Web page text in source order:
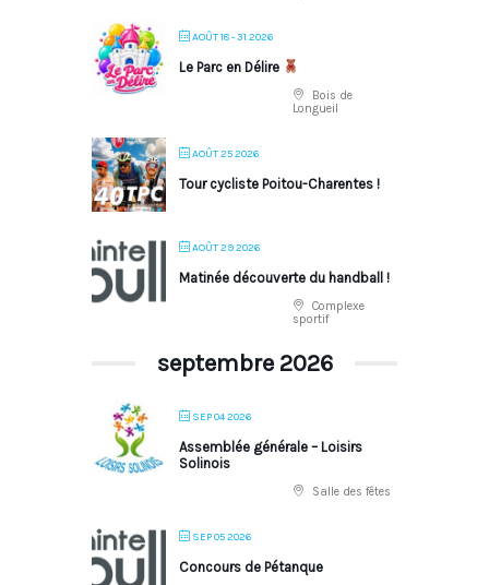
AOÛT 18 - 31 2026
Le Parc en Délire
Bois de
Longueil
AOÛT 25 2026
Tour cycliste Poitou-Charentes !
AOÛT 29 2026
Matinée découverte du handball !
Complexe
sportif
septembre 2026
SEP 04 2026
Assemblée générale – Loisirs
Solinois
Salle des fêtes
SEP 05 2026
Concours de Pétanque